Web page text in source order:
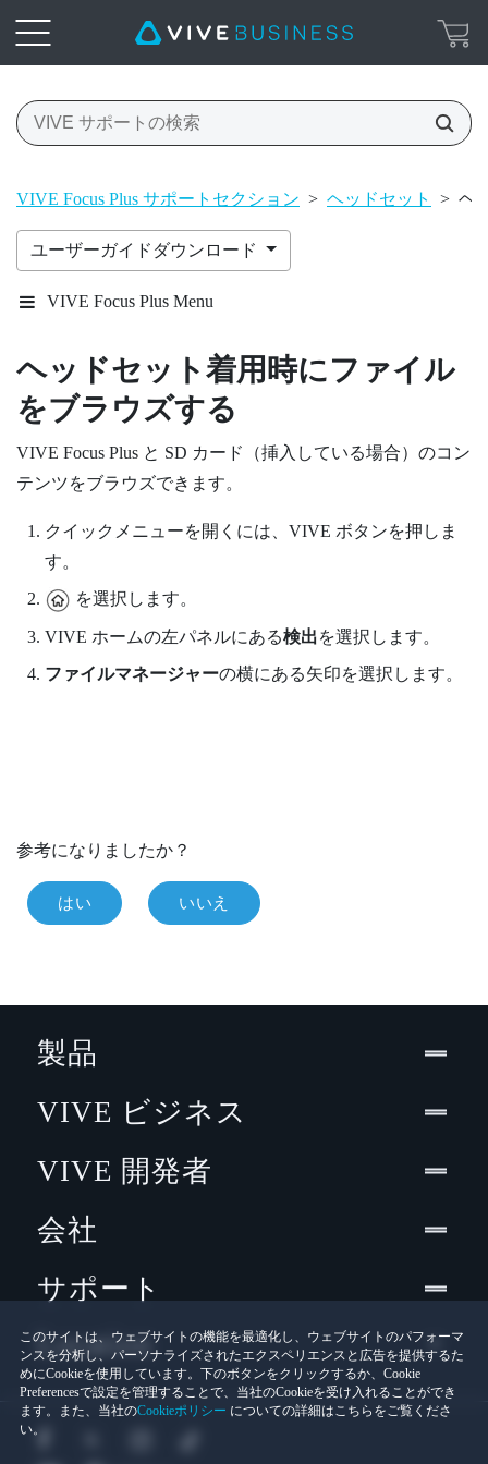
VIVE Focus Plus サポートセクション > ヘッドセット > ヘ
ユーザーガイドダウンロード
VIVE Focus Plus Menu
ヘッドセット着用時にファイル
をブラウズする
VIVE Focus Plus と SD カード（挿入している場合）のコン
テンツをブラウズできます。
クイックメニューを開くには、 VIVE ボタンを押しま
す。
を選択します。
VIVE ホームの左パネルにある検出を選択します。
ファイルマネージャーの横にある矢印を選択します。
参考になりましたか？
はい いいえ
このサイトは、ウェブサイトの機能を最適化し、ウェブサイトのパフォーマ
ンスを分析し、パーソナライズされたエクスペリエンスと広告を提供するた
めにCookieを使用しています。下のボタンをクリックするか、Cookie
Preferencesで設定を管理することで、当社のCookieを受け入れることができ
ます。また、当社のCookieポリシー についての詳細はこちらをご覧くださ
い。
製品
VIVE ビジネス
VIVE 開発者
会社
サポート
Location